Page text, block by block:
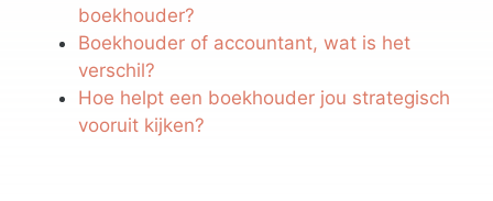
boekhouder?
Boekhouder of accountant, wat is het
verschil?
Hoe helpt een boekhouder jou strategisch
vooruit kijken?